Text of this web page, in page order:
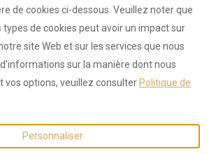
Politique de cookies
619 004 804
Tudela,
31500.
©2026Suites 5 Sentidos
Tous droits réservés
Powered by Lodgify
de cookies ci-dessous. Veuillez noter que
types de cookies peut avoir un impact sur
site Web et sur les services que nous
sur la manière dont nous
vos options, veuillez consulterPolitique de
Personnaliser